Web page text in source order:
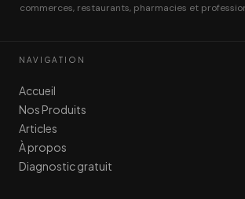
commerces, restaurants, pharmacies et
NAVIGATION
Accueil
Nos Produits
Articles
À propos
Diagnostic gratuit